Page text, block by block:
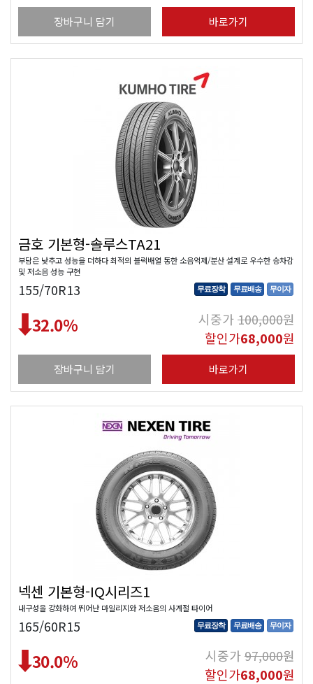
장바구니 담기 바로가기
금호 기본형-솔루스TA21
부담은 낮추고 성능을 더하다 최적의 블럭배열 통한 소음억제/분산 설계로 우수한 승차감
및 저소음 성능 구현
155/70R13 무료장착 무료배송 무이자
32.0% 시중가100,000원
할인가68,000원
장바구니 담기 바로가기
넥센 기본형-IQ시리즈1
내구성을 강화하여 뛰어난 마일리지와 저소음의 사계절 타이어
165/60R15 무료장착 무료배송 무이자
30.0% 시중가97,000원
할인가68,000원